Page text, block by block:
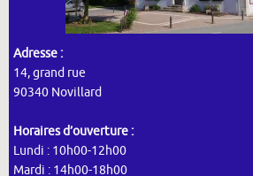
Adresse :
14, grand rue
90340 Novillard
Horaires d’ouverture :
Lundi : 10h00-12h00
Mardi : 14h00-18h00